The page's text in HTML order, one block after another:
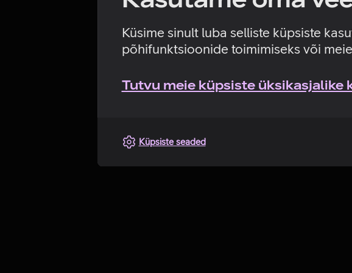
Küsime sinult luba selliste küpsiste
põhifunktsioonide toimimiseks või
Tutvu meie küpsiste üksikasjalike
Küpsiste seaded